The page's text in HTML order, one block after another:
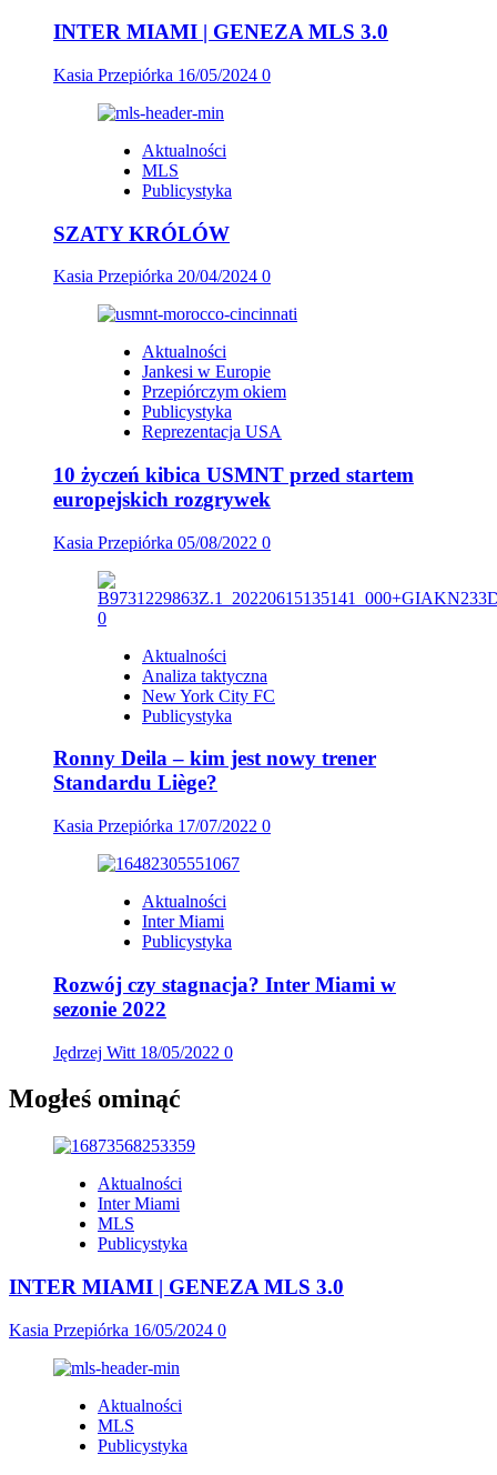
INTER MIAMI | GENEZA MLS 3.0
Kasia Przepiórka 16/05/2024 0
Aktualności
MLS
Publicystyka
SZATY KRÓLÓW
Kasia Przepiórka 20/04/2024 0
Aktualności
Jankesi w Europie
Przepiórczym okiem
Publicystyka
Reprezentacja USA
10 życzeń kibica USMNT przed startem
europejskich rozgrywek
Kasia Przepiórka 05/08/2022 0
Aktualności
Analiza taktyczna
New York City FC
Publicystyka
Ronny Deila – kim jest nowy trener
Standardu Liège?
Kasia Przepiórka 17/07/2022 0
Aktualności
Inter Miami
Publicystyka
Rozwój czy stagnacja? Inter Miami w
sezonie 2022
Jędrzej Witt 18/05/2022 0
Mogłeś ominąć
Aktualności
Inter Miami
MLS
Publicystyka
INTER MIAMI | GENEZA MLS 3.0
Kasia Przepiórka 16/05/2024 0
Aktualności
MLS
Publicystyka